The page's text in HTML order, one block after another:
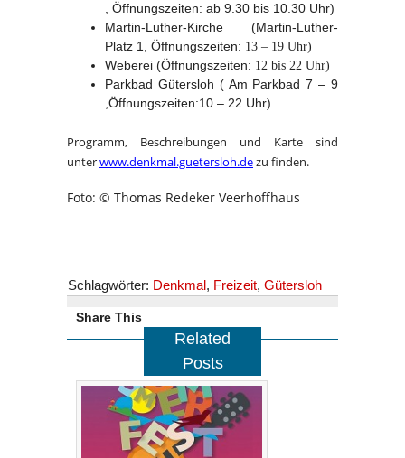
, Öffnungszeiten: ab 9.30 bis 10.30 Uhr)
Martin-Luther-Kirche (Martin-Luther-
Platz 1, Öffnungszeiten: 13 – 19 Uhr)
Weberei (Öffnungszeiten: 12 bis 22 Uhr)
Parkbad Gütersloh ( Am Parkbad 7 – 9
,Öffnungszeiten:10 – 22 Uhr)
Programm, Beschreibungen und Karte sind
unterwww.denkmal.guetersloh.dezu finden.
Foto: © Thomas Redeker Veerhoffhaus
Schlagwörter: Denkmal, Freizeit, Gütersloh
Share This
Related
Posts